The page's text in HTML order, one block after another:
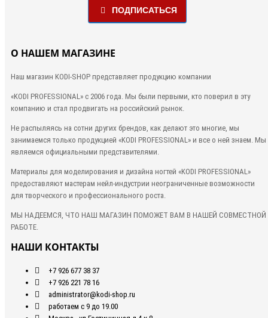
ПОДПИСАТЬСЯ
О НАШЕМ МАГАЗИНЕ
Наш магазин KODI-SHOP представляет продукцию компании
«KODI PROFESSIONAL» с 2006 года. Мы были первыми, кто поверил в эту
компанию и стал продвигать на российский рынок.
Не распыляясь на сотни других брендов, как делают это многие, мы
занимаемся только продукцией «KODI PROFESSIONAL» и все о ней знаем. Мы
являемся официальными представителями.
Материалы для моделирования и дизайна ногтей «KODI PROFESSIONAL»
предоставляют мастерам нейл-индустрии неограниченные возможности
для творческого и профессионального роста.
МЫ НАДЕЕМСЯ, ЧТО НАШ МАГАЗИН ПОМОЖЕТ ВАМ В НАШЕЙ СОВМЕСТНОЙ
РАБОТЕ.
НАШИ КОНТАКТЫ
+7 926 677 38 37
+7 926 221 78 16
administrator@kodi-shop.ru
работаем с 9 до 19.00